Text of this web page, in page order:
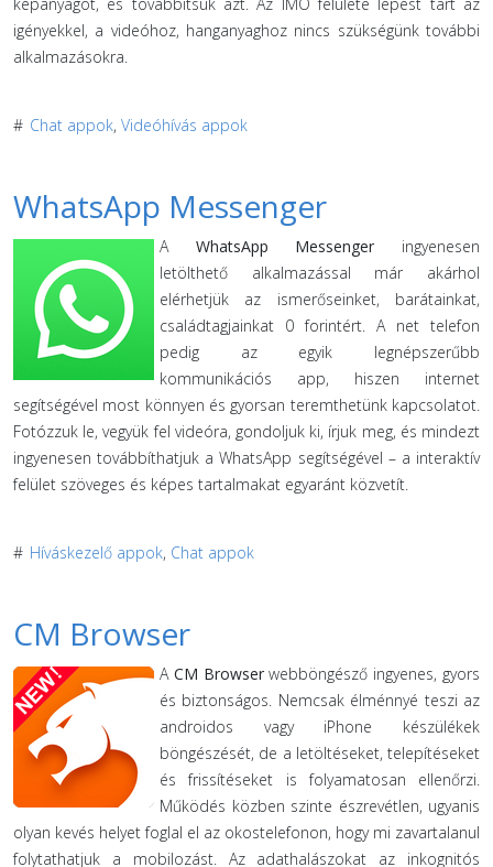
igényekkel, a videóhoz, hanganyaghoz nincs szükségünk további
alkalmazásokra.
# Chat appok, Videóhívás appok
WhatsApp Messenger
A WhatsApp Messenger ingyenesen
letölthető alkalmazással már akárhol
elérhetjük az ismerőseinket, barátainkat,
családtagjainkat 0 forintért. A net telefon
pedig az egyik legnépszerűbb
kommunikációs app, hiszen internet
segítségével most könnyen és gyorsan teremthetünk kapcsolatot.
Fotózzuk le, vegyük fel videóra, gondoljuk ki, írjuk meg, és mindezt
ingyenesen továbbíthatjuk a WhatsApp segítségével – a interaktív
felület szöveges és képes tartalmakat egyaránt közvetít.
# Híváskezelő appok, Chat appok
CM Browser
A CM Browserwebböngésző ingyenes, gyors
és biztonságos. Nemcsak élménnyé teszi az
androidos vagy iPhone készülékek
böngészését, de a letöltéseket, telepítéseket
és frissítéseket is folyamatosan ellenőrzi.
Működés közben szinte észrevétlen, ugyanis
olyan kevés helyet foglal el az okostelefonon, hogy mi zavartalanul
folytathatjuk a mobilozást. Az adathalászokat az inkognitós